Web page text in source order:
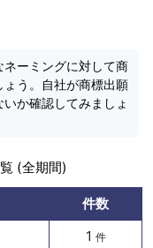
ネーミングに対して商
う。自社が商標出願
か確認してみましょ
(全期間)
件数
1 件